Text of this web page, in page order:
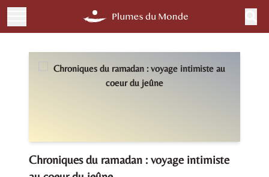
Chroniques du ramadan : voyage intimiste